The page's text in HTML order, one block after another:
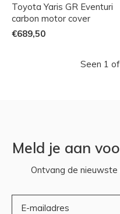
Toyota Yaris GR Eventuri
carbon motor cover
€689,50
Seen 1
Meld je aan
Ontvang de